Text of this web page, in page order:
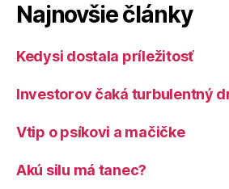
Najnovšie články
Kedysi dostala príležitosť
Investorov čaká turbulentný
Vtip o psíkovi a mačičke
Akú silu má tanec?